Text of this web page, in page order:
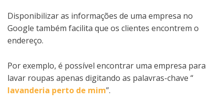
Disponibilizar as informações de uma empresa no
Google também facilita que os clientes encontrem o
endereço.
Por exemplo, é possível encontrar uma empresa para
lavar roupas apenas digitando as palavras-chave “
lavanderia perto de mim”.